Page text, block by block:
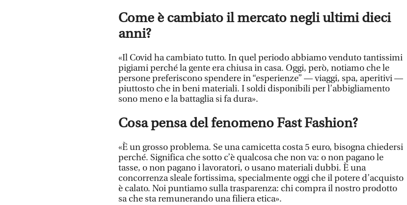
Come è cambiato il mercato negli ultimi dieci
anni?
«Il Covid ha cambiato tutto. In quel periodo abbiamo venduto tantissimi
pigiami perché la gente era chiusa in casa. Oggi, però, notiamo che le
persone preferiscono spendere in “esperienze” — viaggi, spa, aperitivi —
piuttosto che in beni materiali. I soldi disponibili per l’abbigliamento
sono meno e la battaglia si fa dura».
Cosa pensa del fenomeno Fast Fashion?
«È un grosso problema. Se una camicetta costa 5 euro, bisogna chiedersi
perché. Significa che sotto c’è qualcosa che non va: o non pagano le
tasse, o non pagano i lavoratori, o usano materiali dubbi. È una
concorrenza sleale fortissima, specialmente oggi che il potere d’acquisto
è calato. Noi puntiamo sulla trasparenza: chi compra il nostro prodotto
sa che sta remunerando una filiera etica».